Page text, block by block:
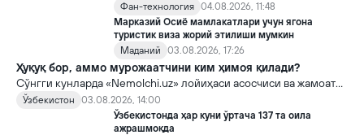
Фан-технология 04.08.2026, 11:48
Марказий Осиё мамлакатлари учун ягона
туристик виза жорий этилиши мумкин
Маданий
03.08.2026, 17:26
Ҳуқуқ бор, аммо мурожаатчини ким ҳимоя қилади?
Сўнгги кунларда «Nemolchi.uz» лойиҳаси асосчиси ва жамоат
фаоли Ирина Матвиенко билан боғлиқ воқеа жамоатчиликда
кенг муҳокама қилинмоқда.
Ўзбекистон
03.08.2026, 14:00
Ўзбекистонда ҳар куни ўртача 137 та оила
ажрашмоқда